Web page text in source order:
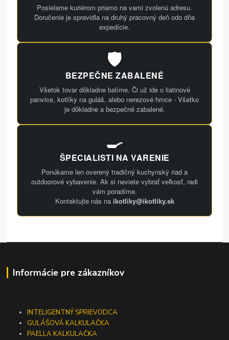
Posielame kuriérom priamo na vami zvolenú adresu.
Doručenie je spravidla na druhý pracovný deň odo dňa
expedície.
🛡️
BEZPEČNE ZABALENÉ
Všetok tovar dôkladne balíme. Či už ide o liatinové
panvice, kotlíky na guláš, alebo nerezové hrnce - Všetko
je dôkladne a bezpečné zabalené.
🍳
ŠPECIALISTI NA VARENIE
Ponúkame len overený tradičný kuchynský riad a
outdoorové vybavenie. Ak si neviete vybrať veľkosť, radi
vám poradíme.
Kontaktujte nás na ikotliky@ikotliky.sk
Informácie pre zákazníkov
INTELIGENTNÝ SPRIEVODCA
GULÁŠOVÁ KALKULAČKA
PAELLA KALKULAČKA